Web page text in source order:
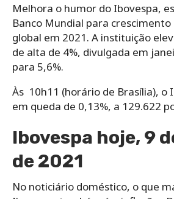
Melhora o humor do Ibovespa,
Banco Mundial para
global em 2021. A instituição
de alta de 4%, divulgada em
para 5,6%.
Às 10h11 (horário de Brasília), o
em queda de 0,13%, a 129.622
Ibovespa hoje, 9
de 2021
No noticiário doméstico, o que